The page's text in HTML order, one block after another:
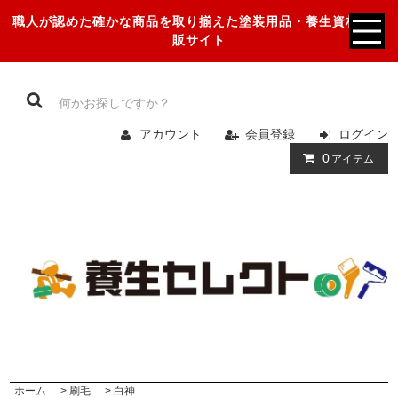
職人が認めた確かな商品を取り揃えた塗装用品・養生資材の通
販サイト
アカウント 会員登録
ログイン
0 アイテム
ホーム >刷毛 > 白神